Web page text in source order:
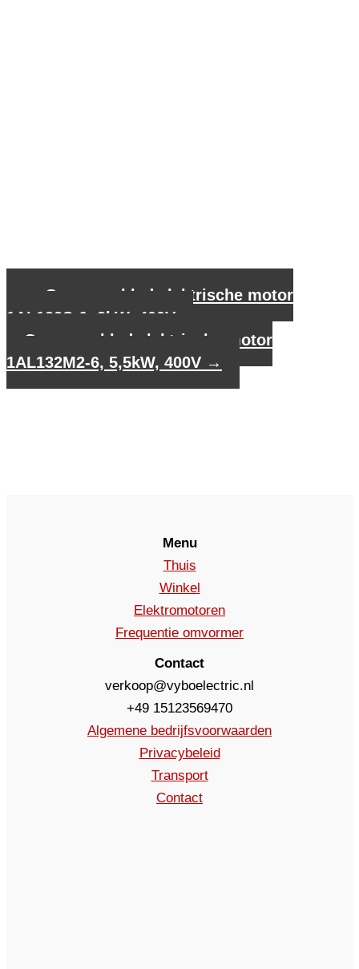
Gegevensblad elektrische motor
1AL132S-6, 3kW, 400V
Gegevensblad elektrische motor
1AL132M2-6, 5,5kW, 400V →
Menu
Thuis
Winkel
Elektromotoren
Frequentie omvormer
Contact
verkoop@vyboelectric.nl
+49 15123569470
Algemene bedrijfsvoorwaarden
Privacybeleid
Transport
Contact